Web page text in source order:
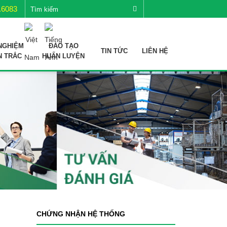
TRẮC
ĐÀO TẠO
HUẤN LUYỆN
TIN TỨC LIÊN HỆ
CHỨNG NHẬN HỆ THỐNG